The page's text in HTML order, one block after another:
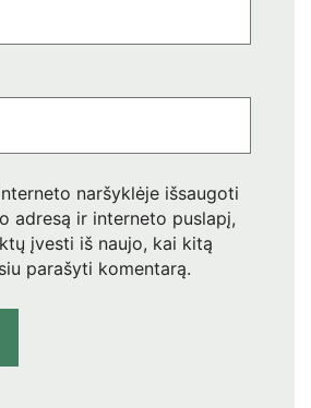
naršyklėje išsaugoti
adresą ir interneto puslapį,
įvesti iš naujo, kai kitą
parašyti komentarą.